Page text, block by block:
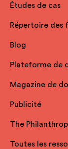
Études de cas
Répertoire des
Blog
Plateforme de
Magazine de
Publicité
The
Toutes les